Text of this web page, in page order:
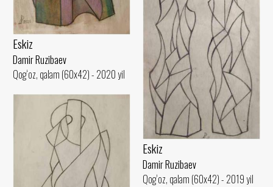
Eskiz
Damir Ruzibaev
Qog‘oz, qalam (60x42) - 2020 yil
Eskiz
Damir Ruzibaev
Qog‘oz, qalam (60x42) - 2019 yil